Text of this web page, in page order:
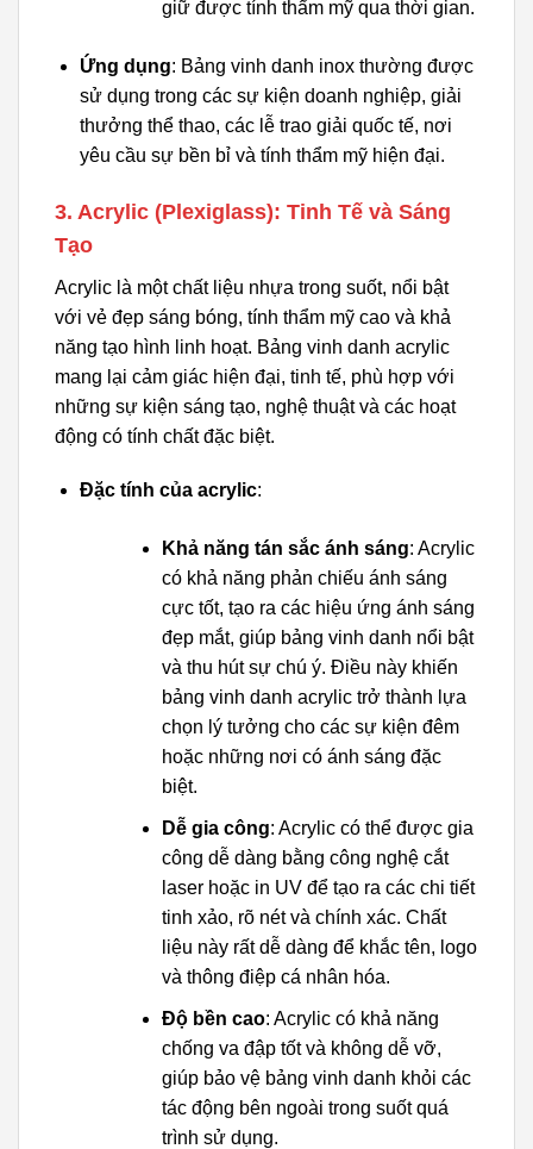
giữ được tính thẩm mỹ qua thời gian.
Ứng dụng: Bảng vinh danh inox thường được
sử dụng trong các sự kiện doanh nghiệp, giải
thưởng thể thao, các lễ trao giải quốc tế, nơi
yêu cầu sự bền bỉ và tính thẩm mỹ hiện đại.
3. Acrylic (Plexiglass): Tinh Tế và Sáng
Tạo
Acrylic là một chất liệu nhựa trong suốt, nổi bật
với vẻ đẹp sáng bóng, tính thẩm mỹ cao và khả
năng tạo hình linh hoạt. Bảng vinh danh acrylic
mang lại cảm giác hiện đại, tinh tế, phù hợp với
những sự kiện sáng tạo, nghệ thuật và các hoạt
động có tính chất đặc biệt.
Đặc tính của acrylic:
Khả năng tán sắc ánh sáng: Acrylic
có khả năng phản chiếu ánh sáng
cực tốt, tạo ra các hiệu ứng ánh sáng
đẹp mắt, giúp bảng vinh danh nổi bật
và thu hút sự chú ý. Điều này khiến
bảng vinh danh acrylic trở thành lựa
chọn lý tưởng cho các sự kiện đêm
hoặc những nơi có ánh sáng đặc
biệt.
Dễ gia công: Acrylic có thể được gia
công dễ dàng bằng công nghệ cắt
laser hoặc in UV để tạo ra các chi tiết
tinh xảo, rõ nét và chính xác. Chất
liệu này rất dễ dàng để khắc tên, logo
và thông điệp cá nhân hóa.
Độ bền cao: Acrylic có khả năng
chống va đập tốt và không dễ vỡ,
giúp bảo vệ bảng vinh danh khỏi các
tác động bên ngoài trong suốt quá
trình sử dụng.